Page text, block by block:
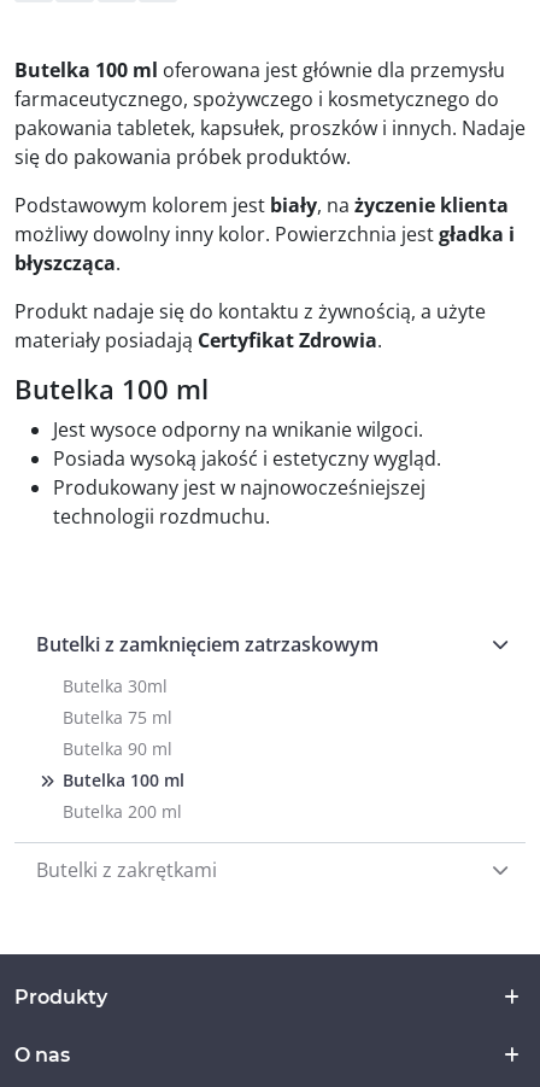
Butelka 100 ml oferowana jest głównie dla przemysłu
farmaceutycznego, spożywczego i kosmetycznego do
pakowania tabletek, kapsułek, proszków i innych. Nadaje
się do pakowania próbek produktów.
Podstawowym kolorem jest biały, na życzenie klienta
możliwy dowolny inny kolor. Powierzchnia jestgładka i
błyszcząca.
Produkt nadaje się do kontaktu z żywnością, a użyte
materiały posiadają Certyfikat Zdrowia.
Butelka 100 ml
Jest wysoce odporny na wnikanie wilgoci.
Posiada wysoką jakość i estetyczny wygląd.
Produkowany jest w najnowocześniejszej
technologii rozdmuchu.
Butelki z zamknięciem zatrzaskowym
Butelka 30ml
Butelka 75 ml
Butelka 90 ml
Butelka 100 ml
Butelka 200 ml
Butelki z zakrętkami
Produkty
O nas